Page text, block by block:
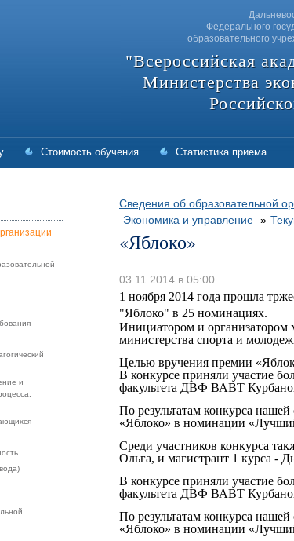
Федерального
образовательного
"Всероссийская
Министерства
Стоимость обучения Статистика приема
и
Сведения об образовательной
Экономика и управление »
«Яблоко»
03.11.2014 в 05:00
1 ноября 2014 года прошла
"Яблоко" в 25 номинациях.
Инициатором и организатором
министерства спорта и
Целью вручения премии
В конкурсе приняли участие
факультета ДВФ ВАВТ
По результатам конкурса
«Яблоко» в номинации
Среди участников конкурса
Ольга, и магистрант 1 курса -
В конкурсе приняли участие
факультета ДВФ ВАВТ
По результатам конкурса
«Яблоко» в номинации